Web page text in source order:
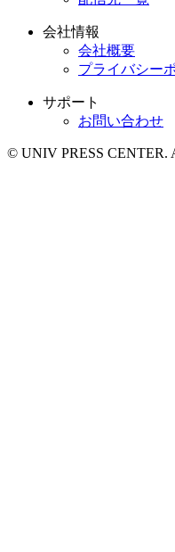
会社情報
会社概要
プライバシー
サポート
お問い合わせ
© UNIV PRESS CENTER.